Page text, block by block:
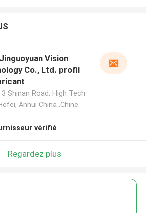
Vision
Co., Ltd. profil
3 Shinan Road, High Tech
Anhui China ,Chine
vérifié
Regardez plus